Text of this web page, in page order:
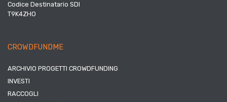
Codice Destinatario SDI
T9K4ZHO
CROWDFUNDME
ARCHIVIO PROGETTI CROWDFUNDING
INVESTI
RACCOGLI